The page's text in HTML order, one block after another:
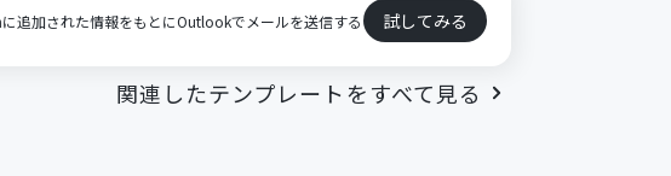
追加された情報をもとにOutlookでメールを送信する 試してみる
関連したテンプレートをすべて見る